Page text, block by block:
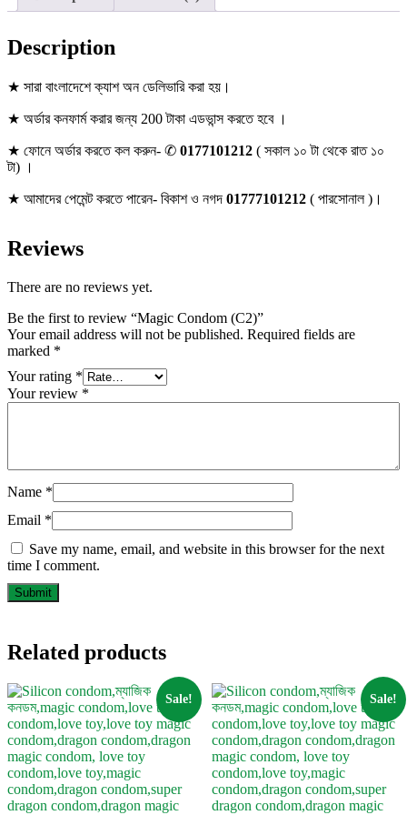
Description
★ সারা বাংলাদেশে ক্যাশ অন ডেলিভারি করা হয়।
★ অর্ডার কনফার্ম করার জন্য 200 টাকা এডভান্স করতে হবে ।
★ ফোনে অর্ডার করতে কল করুন- ✆ 0177101212 ( সকাল ১০ টা থেকে রাত ১০
টা) ।
★ আমাদের পেমেন্ট করতে পারেন- বিকাশ ও নগদ 01777101212 ( পারসোনাল )।
Reviews
There are no reviews yet.
Be the first to review “Magic Condom (C2)”
Your email address will not be published. Required fields are
marked *
Your rating *
Your review *
Name *
Email *
Save my name, email, and website in this browser for the next
time I comment.
Related products
Sale! Sale!